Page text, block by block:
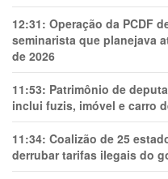
12:31: Operação da PCDF
seminarista que planejava
de 2026
11:53: Patrimônio de
inclui fuzis, imóvel e carro
11:34: Coalizão de 25
derrubar tarifas ilegais do